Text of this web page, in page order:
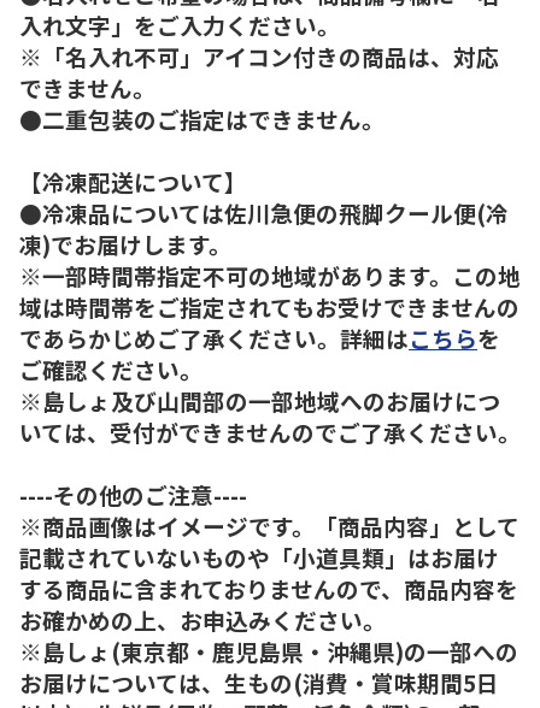
入れ文字」をご入力ください。
※「名入れ不可」アイコン付きの商品は、対応
できません。
●二重包装のご指定はできません。
【冷凍配送について】
●冷凍品については佐川急便の飛脚クール便(冷
凍)でお届けします。
※一部時間帯指定不可の地域があります。この地
域は時間帯をご指定されてもお受けできませんの
であらかじめご了承ください。詳細はこちらを
ご確認ください。
※島しょ及び山間部の一部地域へのお届けにつ
いては、受付ができませんのでご了承ください。
----その他のご注意----
※商品画像はイメージです。「商品内容」として
記載されていないものや「小道具類」はお届け
する商品に含まれておりませんので、商品内容を
お確かめの上、お申込みください。
※島しょ(東京都・鹿児島県・沖縄県)の一部への
お届けについては、生もの(消費・賞味期間5日